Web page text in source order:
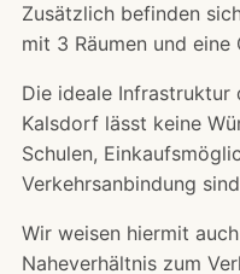
Zusätzlich befinden
mit 3 Räumen und eine
Die ideale Infrastruktur
Kalsdorf lässt keine
Schulen,
Verkehrsanbindung
Wir weisen hiermit
Naheverhältnis zum